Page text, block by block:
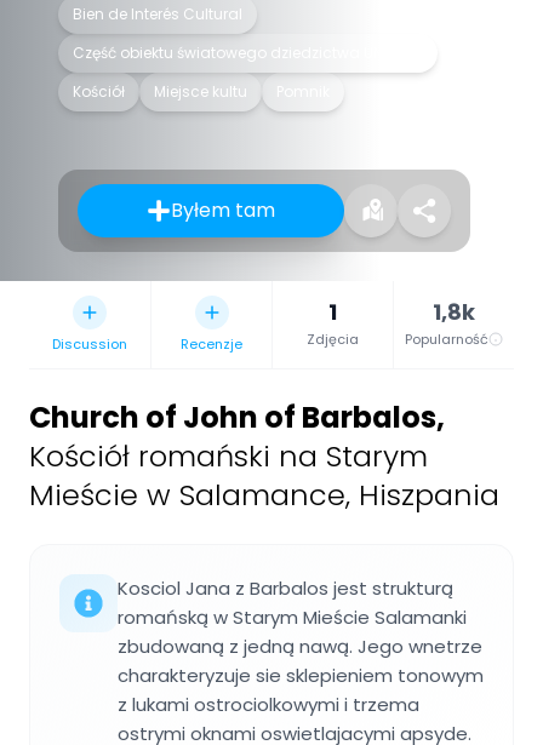
Bien de Interés Cultural
Część obiektu światowego dziedzictwa UNESCO
Kościół
Miejsce kultu
Byłem tam
Discussion Recenzje
1
Zdjęcia
1,8k
Popularność
Church of John of Barbalos,
Kościół romański na Starym
Mieście w Salamance, Hiszpania
Kosciol Jana z Barbalos jest strukturą
romańską w Starym Mieście Salamanki
zbudowaną z jedną nawą. Jego wnetrze
charakteryzuje sie sklepieniem tonowym
z lukami ostrociolkowymi i trzema
ostrymi oknami oswietlajacymi apsyde.